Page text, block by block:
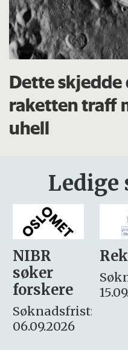
Dette skjedde
raketten traff
uhell
Rektor
Søknadsfrist:
15.09.2026